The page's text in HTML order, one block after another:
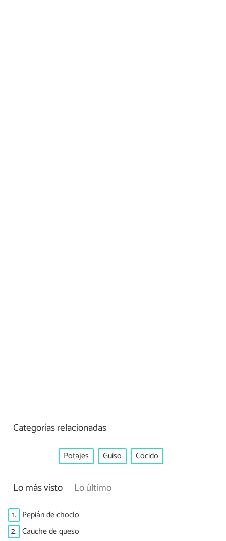
Categorías relacionadas
Potajes Guiso Cocido
Lo más visto Lo último
1. Pepián de choclo
2. Cauche de queso